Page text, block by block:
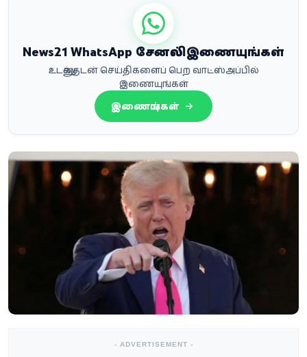
News21 WhatsApp சேனலில் இணையுங்கள்
உடனுக்குடன் செய்திகளைப் பெற வாட்ஸ்அப்பில்
இணையுங்கள்
இணையுங்கள்
- ADVERTISEMENT -